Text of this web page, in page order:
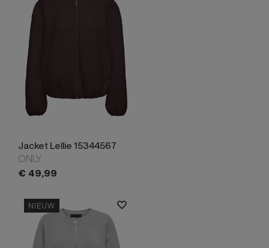
Jacket Lellie 15344567
ONLY
€ 49,99
NIEUW